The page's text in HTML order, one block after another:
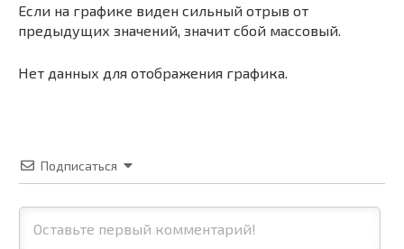
Если на графике виден сильный отрыв от
предыдущих значений, значит сбой массовый.
Нет данных для отображения графика.
Подписаться